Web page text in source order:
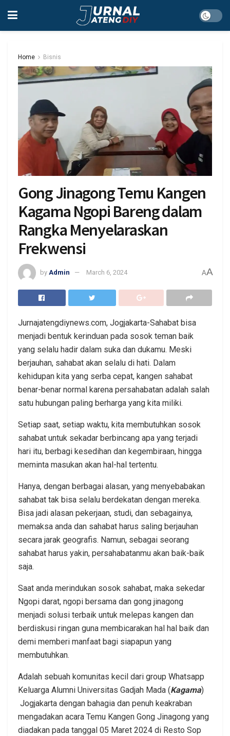
Home Bisnis
Gong Jinagong Temu Kangen
Kagama Ngopi Bareng dalam
Rangka Menyelaraskan
Frekwensi
by Admin March 6, 2024 AA
Jurnajatengdiynews.com, Jogjakarta-Sahabat bisa
menjadi bentuk kerinduan pada sosok teman baik
yang selalu hadir dalam suka dan dukamu. Meski
berjauhan, sahabat akan selalu di hati. Dalam
kehidupan kita yang serba cepat, kangen sahabat
benar-benar normal karena persahabatan adalah salah
satu hubungan paling berharga yang kita miliki.
Setiap saat, setiap waktu, kita membutuhkan sosok
sahabat untuk sekadar berbincang apa yang terjadi
hari itu, berbagi kesedihan dan kegembiraan, hingga
meminta masukan akan hal-hal tertentu.
Hanya, dengan berbagai alasan, yang menyebabakan
sahabat tak bisa selalu berdekatan dengan mereka.
Bisa jadi alasan pekerjaan, studi, dan sebagainya,
memaksa anda dan sahabat harus saling berjauhan
secara jarak geografis. Namun, sebagai seorang
sahabat harus yakin, persahabatanmu akan baik-baik
saja.
Saat anda merindukan sosok sahabat, maka sekedar
Ngopi darat, ngopi bersama dan gong jinagong
menjadi solusi terbaik untuk melepas kangen dan
berdiskusi ringan guna membicarakan hal hal baik dan
demi memberi manfaat bagi siapapun yang
membutuhkan.
Adalah sebuah komunitas kecil dari group Whatsapp
Keluarga Alumni Universitas Gadjah Mada (Kagama)
Jogjakarta dengan bahagia dan penuh keakraban
mengadakan acara Temu Kangen Gong Jinagong yang
diadakan pada tanggal 05 Maret 2024 di Resto Sop